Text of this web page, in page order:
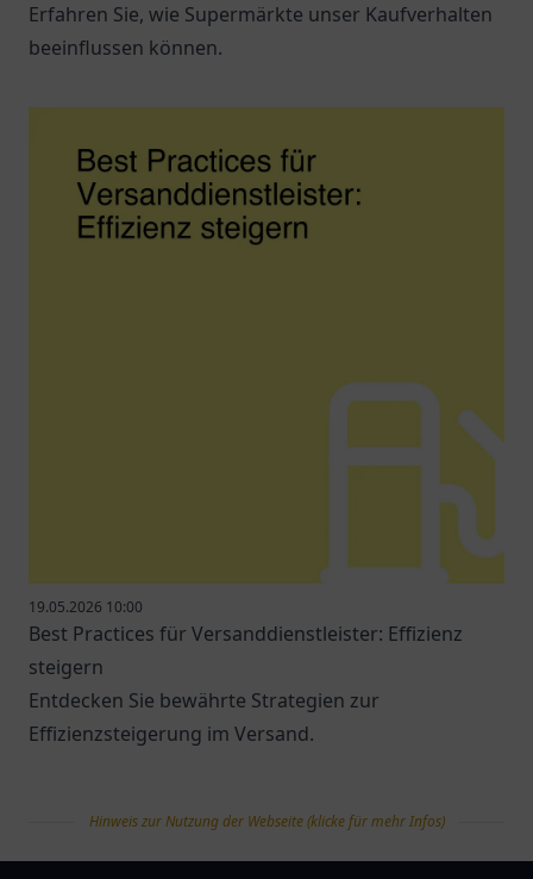
Erfahren Sie, wie Supermärkte unser Kaufverhalten
beeinflussen können.
19.05.2026 10:00
Best Practices für Versanddienstleister: Effizienz
steigern
Entdecken Sie bewährte Strategien zur
Effizienzsteigerung im Versand.
Hinweis zur Nutzung der Webseite (klicke für mehr Infos)